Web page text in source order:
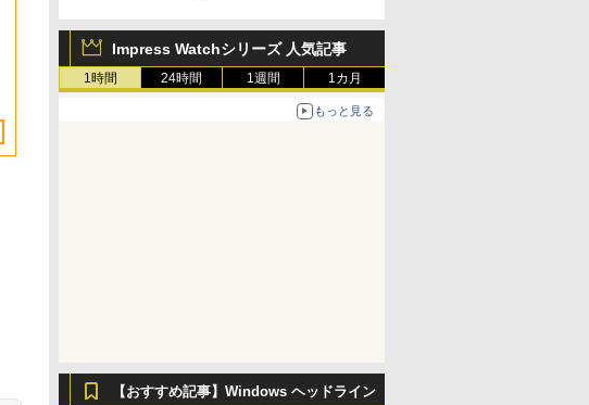
Impress Watchシリーズ 人気記事
1時間 24時間 1週間 1カ月
もっと見る
【おすすめ記事】Windows ヘッドライン